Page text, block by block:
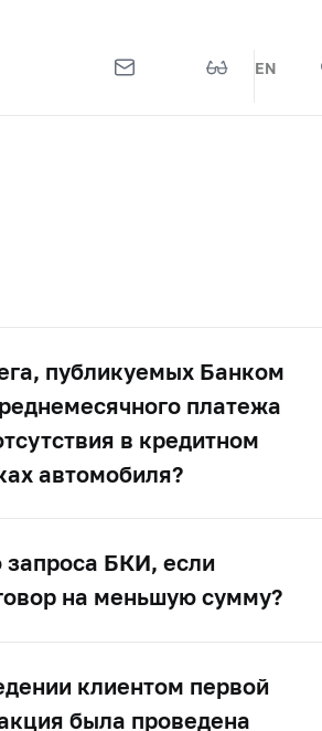
EN
публикуемых Банком
платежа
в кредитном
автомобиля?
запроса БКИ, если
на меньшую сумму?
клиентом первой
была проведена